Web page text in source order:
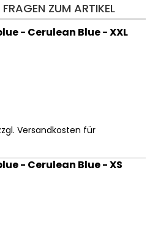
FRAGEN ZUM ARTIKEL
- Cerulean Blue - XXL
Versandkosten für
- Cerulean Blue - XS